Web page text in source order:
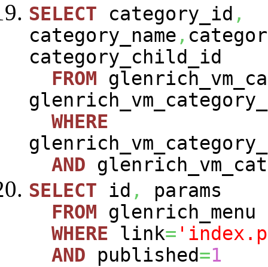
SELECT category_id ,
category_name ,
category_child_id
FROM
WHERE
AND
SELECT id ,
params
FROM glenrich_menu
WHERE link=
AND published=1